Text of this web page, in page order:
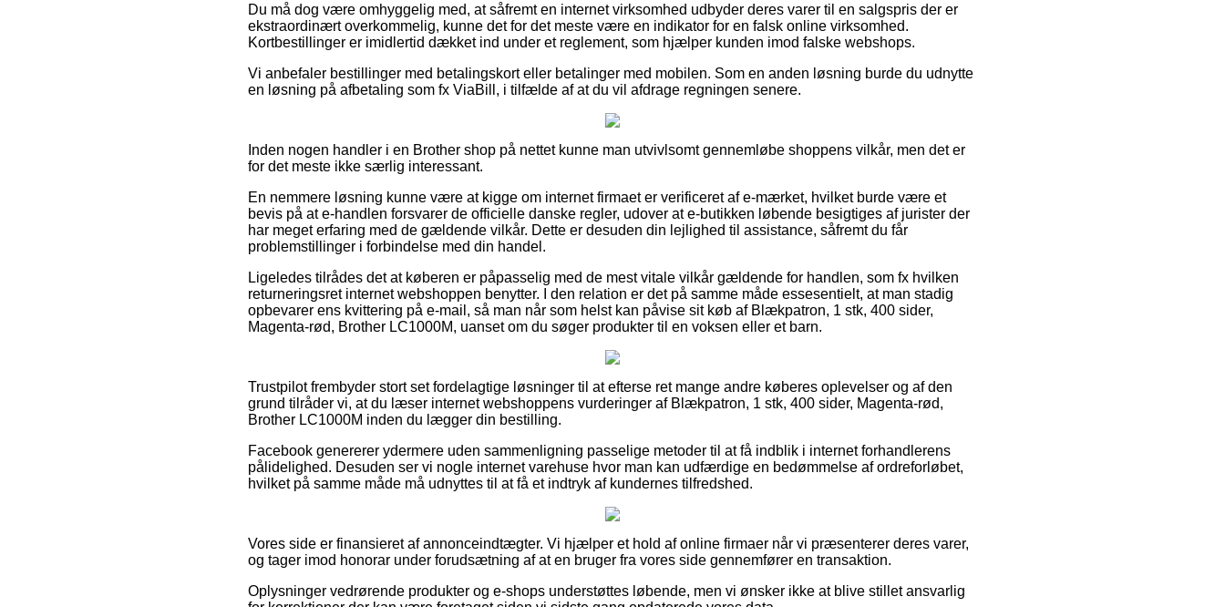
Du må dog være omhyggelig med, at såfremt en internet virksomhed udbyder deres varer til en salgspris der er
ekstraordinært overkommelig, kunne det for det meste være en indikator for en falsk online virksomhed.
Kortbestillinger er imidlertid dækket ind under et reglement, som hjælper kunden imod falske webshops.
Vi anbefaler bestillinger med betalingskort eller betalinger med mobilen. Som en anden løsning burde du udnytte
en løsning på afbetaling som fx ViaBill, i tilfælde af at du vil afdrage regningen senere.
Inden nogen handler i en Brother shop på nettet kunne man utvivlsomt gennemløbe shoppens vilkår, men det er
for det meste ikke særlig interessant.
En nemmere løsning kunne være at kigge om internet firmaet er verificeret af e-mærket, hvilket burde være et
bevis på at e-handlen forsvarer de officielle danske regler, udover at e-butikken løbende besigtiges af jurister der
har meget erfaring med de gældende vilkår. Dette er desuden din lejlighed til assistance, såfremt du får
problemstillinger i forbindelse med din handel.
Ligeledes tilrådes det at køberen er påpasselig med de mest vitale vilkår gældende for handlen, som fx hvilken
returneringsret internet webshoppen benytter. I den relation er det på samme måde essesentielt, at man stadig
opbevarer ens kvittering på e-mail, så man når som helst kan påvise sit køb af Blækpatron, 1 stk, 400 sider,
Magenta-rød, Brother LC1000M, uanset om du søger produkter til en voksen eller et barn.
Trustpilot frembyder stort set fordelagtige løsninger til at efterse ret mange andre køberes oplevelser og af den
grund tilråder vi, at du læser internet webshoppens vurderinger af Blækpatron, 1 stk, 400 sider, Magenta-rød,
Brother LC1000M inden du lægger din bestilling.
Facebook genererer ydermere uden sammenligning passelige metoder til at få indblik i internet forhandlerens
pålidelighed. Desuden ser vi nogle internet varehuse hvor man kan udfærdige en bedømmelse af ordreforløbet,
hvilket på samme måde må udnyttes til at få et indtryk af kundernes tilfredshed.
Vores side er finansieret af annonceindtægter. Vi hjælper et hold af online firmaer når vi præsenterer deres varer,
og tager imod honorar under forudsætning af at en bruger fra vores side gennemfører en transaktion.
Oplysninger vedrørende produkter og e-shops understøttes løbende, men vi ønsker ikke at blive stillet ansvarlig